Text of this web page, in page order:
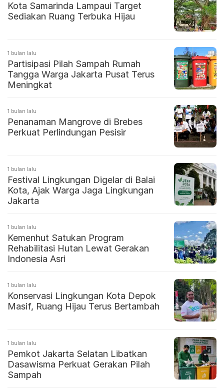
Kota Samarinda Lampaui Target
Sediakan Ruang Terbuka Hijau
1 bulan lalu
Partisipasi Pilah Sampah Rumah
Tangga Warga Jakarta Pusat Terus
Meningkat
1 bulan lalu
Penanaman Mangrove di Brebes
Perkuat Perlindungan Pesisir
1 bulan lalu
Festival Lingkungan Digelar di Balai
Kota, Ajak Warga Jaga Lingkungan
Jakarta
1 bulan lalu
Kemenhut Satukan Program
Rehabilitasi Hutan Lewat Gerakan
Indonesia Asri
1 bulan lalu
Konservasi Lingkungan Kota Depok
Masif, Ruang Hijau Terus Bertambah
1 bulan lalu
Pemkot Jakarta Selatan Libatkan
Dasawisma Perkuat Gerakan Pilah
Sampah